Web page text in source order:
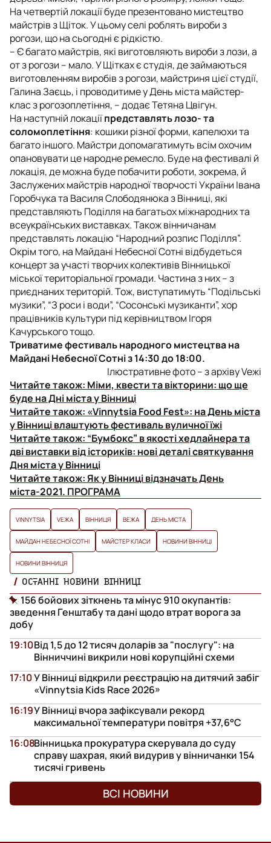
На четвертій локації буде презентовано мистецтво
майстрів з Щіток. У цьому селі роблять вироби з
рогози, що на сьогодні є рідкістю.
– Є багато майстрів, які виготовляють вироби з лози, а
от з рогози – мало. У Щітках є студія, де займаються
виготовленням виробів з рогози, майстриня цієї студії,
Галина Заєць, і проводитиме у День міста майстер-
клас з рогозоплетіння, – додає Тетяна Цвігун.
На наступній локаціїпредставлять лозо- та
соломоплетіння: кошики різної форми, капелюхи та
багато іншого. Майстри допомагатимуть всім охочим
опановувати це народне ремесло. Буде на фестивалі й
локація, де можна буде побачити роботи, зокрема, й
Заслужених майстрів народної творчості України Івана
Горобчука та Василя Слободянюка з Вінниці, які
представляють Поділля на багатьох міжнародних та
всеукраїнських виставках. Також вінничанам
представлять локацію “Народний розпис Поділля”.
Окрім того, на Майдані Небесної Сотні відбудеться
концерт за участі творчих колективів Вінницької
міської територіальної громади. Частина з них – з
приєднаних територій. Тож, виступатимуть “Подільські
музики”, “З роси і води”, “Сосонські музиканти”, хор
працівників культури під керівництвом Ігоря
Качурського тощо.
Триватиме фестиваль народного мистецтва на
Майдані Небесної Сотні з 14:30 до 18:00.
Ілюстративне фото – з архіву Veжі
Читайте також: Міми, квести та вікторини: що ще
буде на Дні міста у Вінниці
Читайте також: «Vinnytsia Food Fest»: на День міста
у Вінниці влаштують фестиваль вуличної їжі
Читайте також: “Бумбокс” в якості хедлайнера та
дві виставки від істориків: нові деталі святкування
Дня міста у Вінниці
Читайте також:Як у Вінниці відзначать День
міста-2021. ПРОГРАМА
VINNYTSIA VЕЖА ВІННИЦЯ ВЕЖА ДЕНЬ МІСТА
МАЙДАН НЕБЕСНОЇ СОТНІ МАЙСТЕР КЛАСИ НОВИНИ ВІННИЦІ
НОВИНИ ВІННИЦЯ
ОСТАННІ НОВИНИ ВІННИЦІ
156 бойових зіткнень та мінус 910 окупантів:
зведення Генштабу та дані щодо втрат ворога за
добу
Від 1,5 до 12 тисяч доларів за "послугу": на
Вінниччині викрили нові корупційні схеми
19:10
У Вінниці відкрили реєстрацію на дитячий забіг
«Vinnytsia Kids Race 2026»
17:10
У Вінниці вчора зафіксували рекорд
максимальної температури повітря +37,6°С
16:19
Вінницька прокуратура скерувала до суду
справу шахрая, який видурив у вінничанки 154
тисячі гривень
16:08
ВСІ НОВИНИ